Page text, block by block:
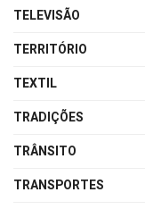
TELEVISÃO
TERRITÓRIO
TEXTIL
TRADIÇÕES
TRÂNSITO
TRANSPORTES